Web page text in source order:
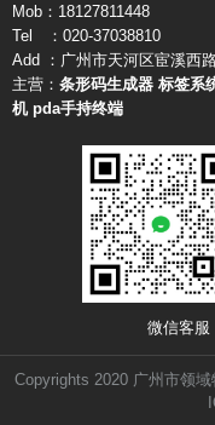
Mob：18127811448
Tel ：020-37038810
Add ：广州市天河区宦溪西
主营： 条形码生成器 标签系
机 pda手持终端
微信
Copyrights 2020 广州市领